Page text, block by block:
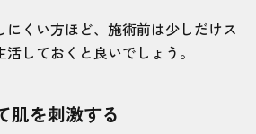
にくい方ほど、施術前は少しだけス
しておくと良いでしょう。
肌を刺激する